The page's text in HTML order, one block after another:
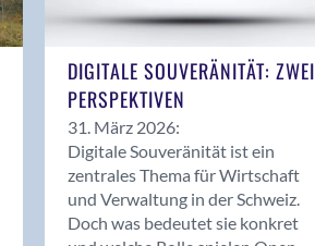
DIGITALE SOUVERÄNITÄT: ZWEI
PERSPEKTIVEN
31. März 2026:
Digitale Souveränität ist ein
zentrales Thema für Wirtschaft
und Verwaltung in der Schweiz.
Doch was bedeutet sie konkret